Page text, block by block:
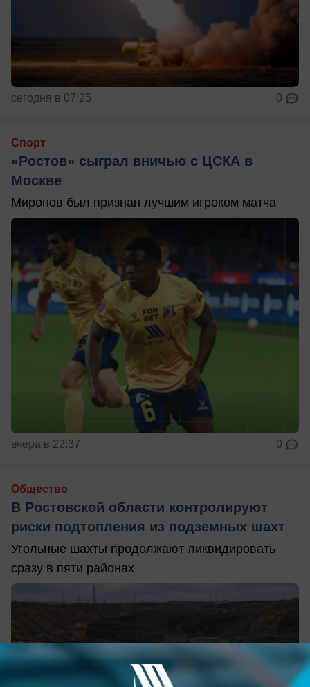
сегодня в 07:25 0
Спорт
«Ростов» сыграл вничью с ЦСКА в
Москве
Миронов был признан лучшим игроком матча
вчера в 22:37 0
Общество
В Ростовской области контролируют
риски подтопления из подземных шахт
Угольные шахты продолжают ликвидировать
сразу в пяти районах